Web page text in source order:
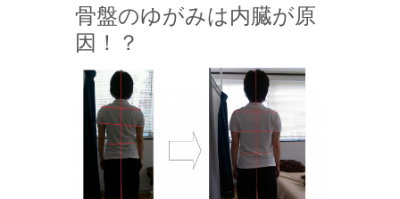
骨盤のゆがみは内臓が原
因！？